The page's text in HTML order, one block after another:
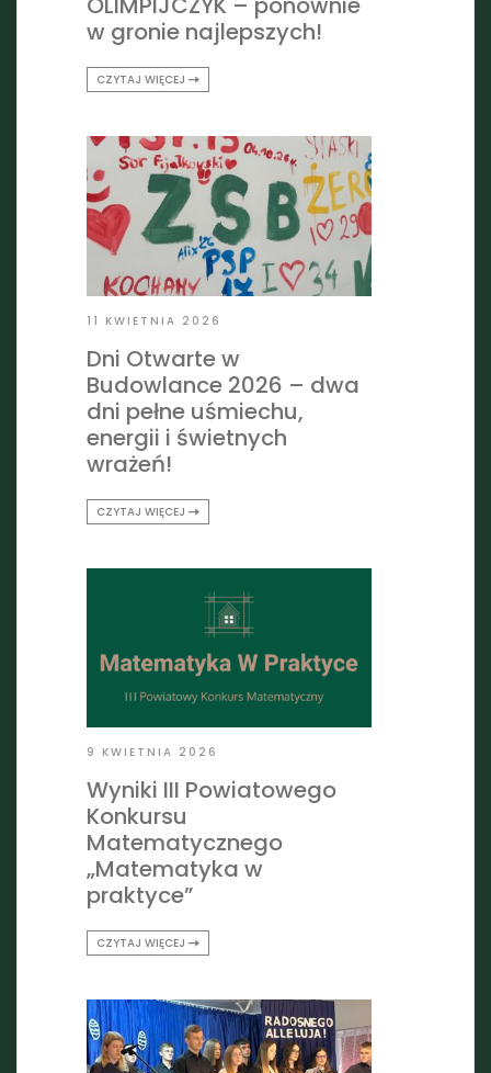
w gronie najlepszych!
CZYTAJ WIĘCEJ
11 KWIETNIA 2026
Dni Otwarte w
Budowlance 2026 – dwa
dni pełne uśmiechu,
energii i świetnych
wrażeń!
CZYTAJ WIĘCEJ
9 KWIETNIA 2026
Wyniki III Powiatowego
Konkursu
Matematycznego
„Matematyka w
praktyce”
CZYTAJ WIĘCEJ